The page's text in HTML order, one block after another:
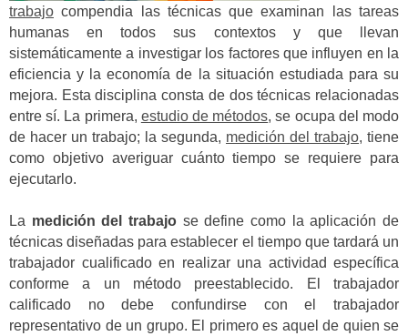
trabajo compendia las técnicas que examinan las tareas
humanas en todos sus contextos y que llevan
sistemáticamente a investigar los factores que influyen en la
eficiencia y la economía de la situación estudiada para su
mejora. Esta disciplina consta de dos técnicas relacionadas
entre sí. La primera, estudio de métodos, se ocupa del modo
de hacer un trabajo; la segunda, medición del trabajo, tiene
como objetivo averiguar cuánto tiempo se requiere para
ejecutarlo.
La medición del trabajo se define como la aplicación de
técnicas diseñadas para establecer el tiempo que tardará un
trabajador cualificado en realizar una actividad específica
conforme a un método preestablecido. El trabajador
calificado no debe confundirse con el trabajador
representativo de un grupo. El primero es aquel de quien se